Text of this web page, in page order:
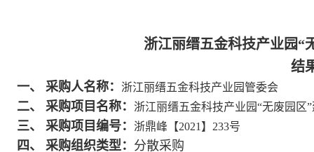
浙江丽缙五金科技产业园“
结
一、 采购人名称： 浙江丽缙五金科技产业园管委会
二、 采购项目名称： 浙江丽缙五金科技产业园“无废园区
三、 采购项目编号： 浙鼎峰【2021】 233号
四、 采购组织类型： 分散采购